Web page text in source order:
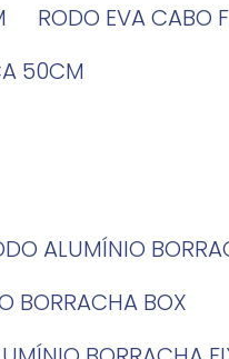
RODO EVA CABO
50CM
ALUMÍNIO
BORRACHA BOX